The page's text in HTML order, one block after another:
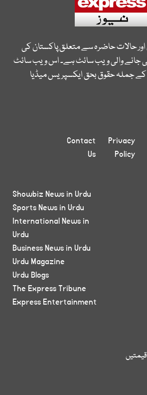
حالات حاضرہ سے متعلق پاکستان کی
جانے والی ویب سائٹ ہے۔ اس ویب سائٹ
کے جملہ حقوق بحق ایکسپریس میڈیا
Privacy
Policy
Contact
Us
Showbiz News in Urdu
Sports News in Urdu
International News in
Urdu
Business News in Urdu
Urdu Magazine
Urdu Blogs
The Express Tribune
Express Entertainment